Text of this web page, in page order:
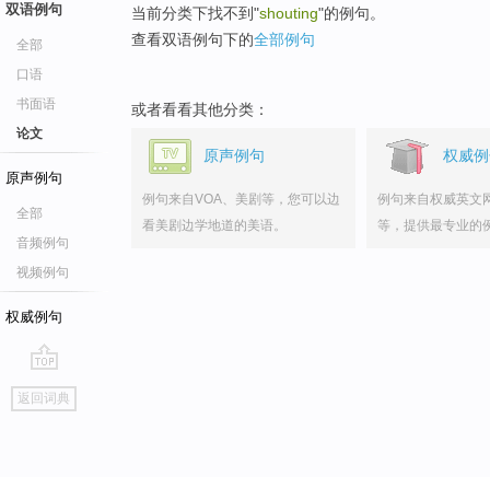
双语例句
全部
口语
书面语
论文
原声例句
全部
音频例句
视频例句
权威例句
go
top
返回词典
当前分类下找不到"shouting"的例句。
查看双语例句下的全部例句
或者看看其他分类：
原声例句
例句来自VOA、美剧等，您可以边
看美剧边学地道的美语。
权威
例句来自权威英文
等，提供最专业的